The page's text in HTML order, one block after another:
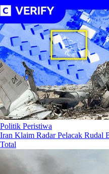
Politik Peristiwa
Iran Klaim Radar Pelacak Rudal
Total